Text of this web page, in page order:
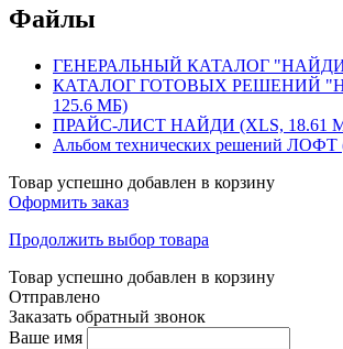
Файлы
ГЕНЕРАЛЬНЫЙ КАТАЛОГ "НАЙДИ"
КАТАЛОГ ГОТОВЫХ РЕШЕНИЙ
125.6 МБ)
ПРАЙС-ЛИСТ НАЙДИ (XLS, 18.61
Альбом технических решений ЛОФТ
Товар успешно добавлен в корзину
Оформить заказ
Продолжить выбор товара
Товар успешно добавлен в корзину
Отправлено
Заказать обратный звонок
Ваше имя